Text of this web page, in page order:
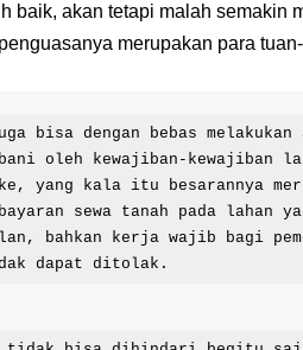
baik, akan tetapi malah semakin
merupakan para
oleh kewajiban-kewajiban
yang kala itu besarannya
sewa tanah pada lahan
bahkan kerja wajib bagi
dapat ditolak.